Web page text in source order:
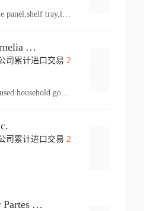
Russell James Cornelia Arlington Va
司累计进口交易 2
personal effect,used household goods
司累计进口交易 2
Dpm Draexlmaier Partes Automotrices Corr Ind Huejotzingo